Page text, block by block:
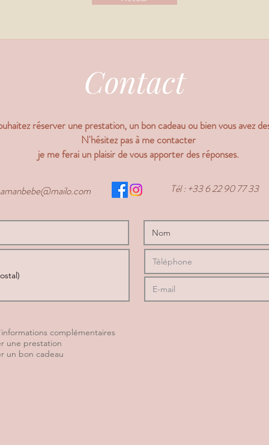
Contact
réserver une prestation, un bon cadeau ou bien vous avez
N'hésitez pas à me contacter
.je me ferai un plaisir de vous apporter des réponses
Tél : +33 6 22 90 77 33
complémentaires
une prestation
un bon cadeau